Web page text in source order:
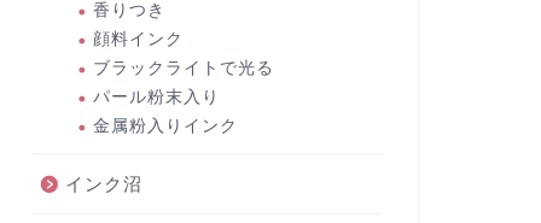
香りつき
顔料インク
ブラックライトで光る
パール粉末入り
金属粉入りインク
インク沼